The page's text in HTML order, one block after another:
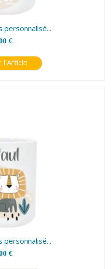
personnalisé...
€
l'Article
personnalisé...
€